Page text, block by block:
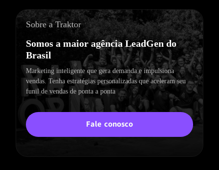
Sobre a Traktor
Somos a maior agência LeadGen do
Brasil
Marketing inteligente que gera demanda e impulsiona
vendas. Tenha estratégias personalizadas que aceleram seu
funil de vendas de ponta a ponta
Fale conosco